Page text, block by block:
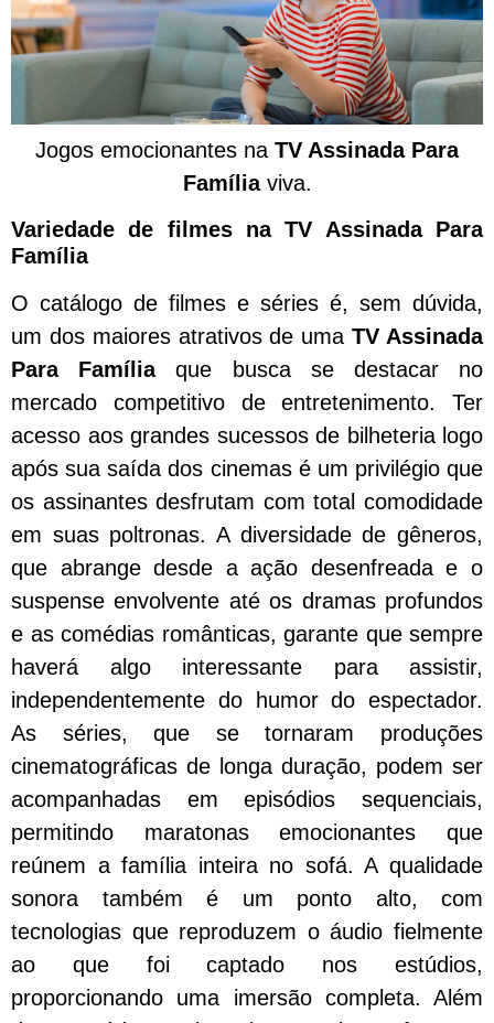
Jogos emocionantes na TV Assinada Para
Famíliaviva.
Variedade de filmes na TV Assinada Para
Família
O catálogo de filmes e séries é, sem dúvida,
um dos maiores atrativos de umaTV Assinada
Para Famíliaque busca se destacar no
mercado competitivo de entretenimento. Ter
acesso aos grandes sucessos de bilheteria logo
após sua saída dos cinemas é um privilégio que
os assinantes desfrutam com total comodidade
em suas poltronas. A diversidade de gêneros,
que abrange desde a ação desenfreada e o
suspense envolvente até os dramas profundos
e as comédias românticas, garante que sempre
haverá algo interessante para assistir,
independentemente do humor do espectador.
As séries, que se tornaram produções
cinematográficas de longa duração, podem ser
acompanhadas em episódios sequenciais,
permitindo maratonas emocionantes que
reúnem a família inteira no sofá. A qualidade
sonora também é um ponto alto, com
tecnologias que reproduzem o áudio fielmente
ao que foi captado nos estúdios,
proporcionando uma imersão completa. Além